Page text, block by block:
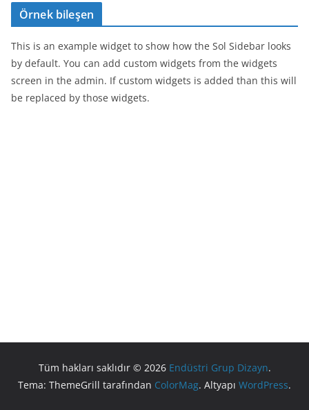
Örnek bileşen
This is an example widget to show how the Sol Sidebar looks
by default. You can add custom widgets from the widgets
screen in the admin. If custom widgets is added than this will
be replaced by those widgets.
Tüm hakları saklıdır © 2026 Endüstri Grup Dizayn.
Tema: ThemeGrill tarafından ColorMag. Altyapı WordPress.